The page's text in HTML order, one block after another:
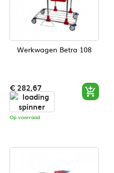
Werkwagen Betra 108
€ 282,67
Op voorraad
